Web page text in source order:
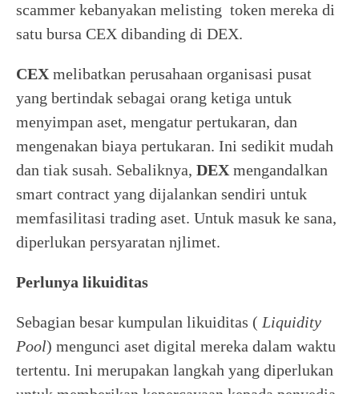
scammer kebanyakan melisting token mereka di
satu bursa CEX dibanding di DEX.
CEX melibatkan perusahaan organisasi pusat
yang bertindak sebagai orang ketiga untuk
menyimpan aset, mengatur pertukaran, dan
mengenakan biaya pertukaran. Ini sedikit mudah
dan tiak susah. Sebaliknya, DEX mengandalkan
smart contract yang dijalankan sendiri untuk
memfasilitasi trading aset. Untuk masuk ke sana,
diperlukan persyaratan njlimet.
Perlunya likuiditas
Sebagian besar kumpulan likuiditas ( Liquidity
Pool) mengunci aset digital mereka dalam waktu
tertentu. Ini merupakan langkah yang diperlukan